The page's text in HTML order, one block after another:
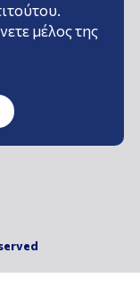
μέλος της